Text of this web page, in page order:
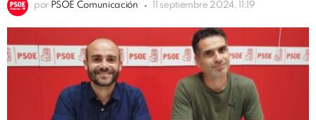
por PSOE Comunicación 11 septiembre 2024, 11:19